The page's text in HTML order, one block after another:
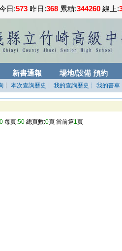
日:573 昨日:368 累積:344260 線上:
新書通報 場地/設備 預約
┊ 本次查詢歷史 ┊ 我的查詢歷史 ┊ 我的書車
0 每頁:50 總頁數:0頁 當前第1頁